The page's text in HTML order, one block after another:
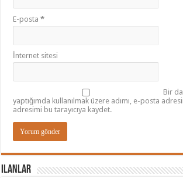
E-posta*
İnternet sitesi
Bir
yaptığımda kullanılmak üzere adımı, e-posta
adresimi bu tarayıcıya kaydet.
ilanlar